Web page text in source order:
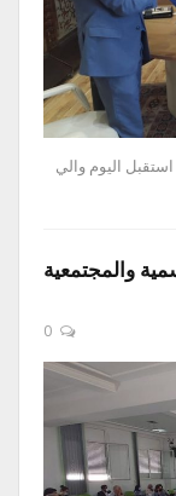
اليوم والي
والمجتمعية